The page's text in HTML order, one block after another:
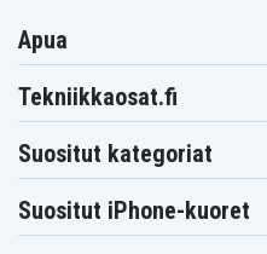
Apua
Tekniikkaosat.fi
Suositut kategoriat
Suositut iPhone-kuoret